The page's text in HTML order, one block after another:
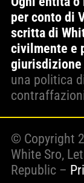
per conto di
scritta di
civilmente e
una politica
© Copyright
White Sro,
Republic –